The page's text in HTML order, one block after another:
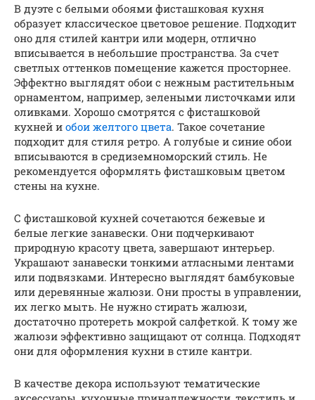
В дуэте с белыми обоями фисташковая кухня
образует классическое цветовое решение. Подходит
оно для стилей кантри или модерн, отлично
вписывается в небольшие пространства. За счет
светлых оттенков помещение кажется просторнее.
Эффектно выглядят обои с нежным растительным
орнаментом, например, зелеными листочками или
оливками. Хорошо смотрятся с фисташковой
кухней и обои желтого цвета. Такое сочетание
подходит для стиля ретро. А голубые и синие обои
вписываются в средиземноморский стиль. Не
рекомендуется оформлять фисташковым цветом
стены на кухне.
С фисташковой кухней сочетаются бежевые и
белые легкие занавески. Они подчеркивают
природную красоту цвета, завершают интерьер.
Украшают занавески тонкими атласными лентами
или подвязками. Интересно выглядят бамбуковые
или деревянные жалюзи. Они просты в управлении,
их легко мыть. Не нужно стирать жалюзи,
достаточно протереть мокрой салфеткой. К тому же
жалюзи эффективно защищают от солнца. Подходят
они для оформления кухни в стиле кантри.
В качестве декора используют тематические